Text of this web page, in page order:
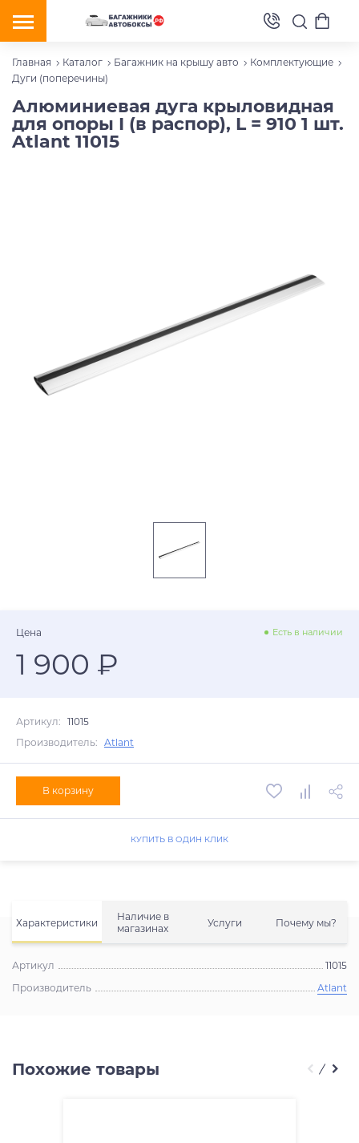
Главная Каталог Багажник на крышу авто
Комплектующие
Дуги (поперечины)
Алюминиевая дуга крыловидная
для опоры I (в распор), L = 910 1 шт.
Atlant 11015
Характеристики
Наличие в
магазинах
Услуги Почему мы?
Артикул
11015
Производитель
Atlant
Цена Есть в наличии
1 900 ₽
Артикул: 11015
Производитель: Atlant
В корзину
КУПИТЬ В ОДИН КЛИК
Похожие товары